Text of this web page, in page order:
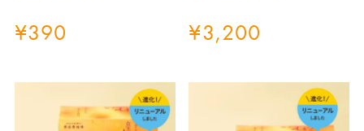
¥390 ¥3,200